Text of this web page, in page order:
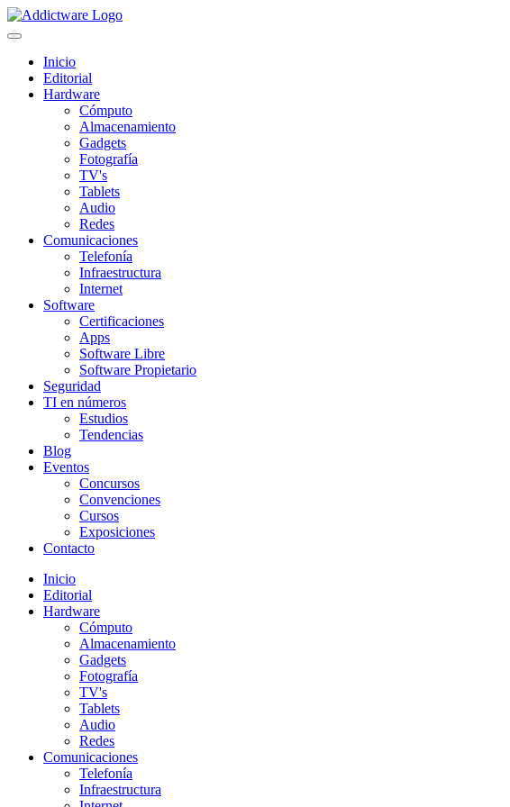
Inicio
Editorial
Hardware
Cómputo
Almacenamiento
Gadgets
Fotografía
TV's
Tablets
Audio
Redes
Comunicaciones
Telefonía
Infraestructura
Internet
Software
Certificaciones
Apps
Software Libre
Software Propietario
Seguridad
TI en números
Estudios
Tendencias
Blog
Eventos
Concursos
Convenciones
Cursos
Exposiciones
Contacto
Inicio
Editorial
Hardware
Cómputo
Almacenamiento
Gadgets
Fotografía
TV's
Tablets
Audio
Redes
Comunicaciones
Telefonía
Infraestructura